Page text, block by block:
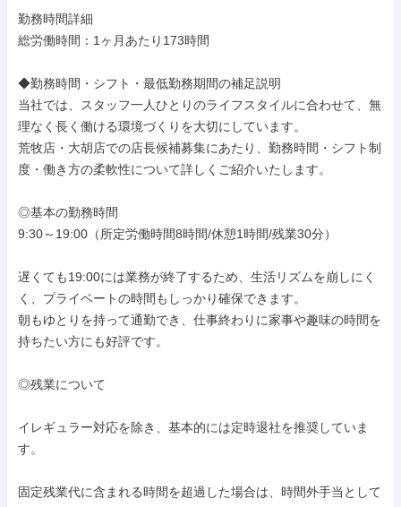
勤務時間詳細
総労働時間：1ヶ月あたり173時間
◆勤務時間・シフト・最低勤務期間の補足説明
当社では、スタッフ一人ひとりのライフスタイルに合わせて、無
理なく長く働ける環境づくりを大切にしています。
荒牧店・大胡店での店長候補募集にあたり、勤務時間・シフト制
度・働き方の柔軟性について詳しくご紹介いたします。
◎基本の勤務時間
9:30～19:00（所定労働時間8時間/休憩1時間/残業30分）
遅くても19:00には業務が終了するため、生活リズムを崩しにく
く、プライベートの時間もしっかり確保できます。
朝もゆとりを持って通勤でき、仕事終わりに家事や趣味の時間を
持ちたい方にも好評です。
◎残業について
イレギュラー対応を除き、基本的には定時退社を推奨していま
す。
固定残業代に含まれる時間を超過した場合は、時間外手当として